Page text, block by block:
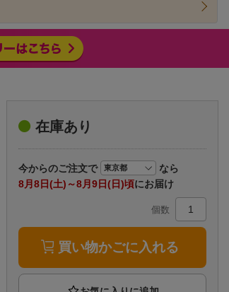
エンタメニュース
推し楽
在庫あり
今からのご注文で
なら
8月8日(土)～8月9日(日)頃にお届け
個数
買い物かごに入れる